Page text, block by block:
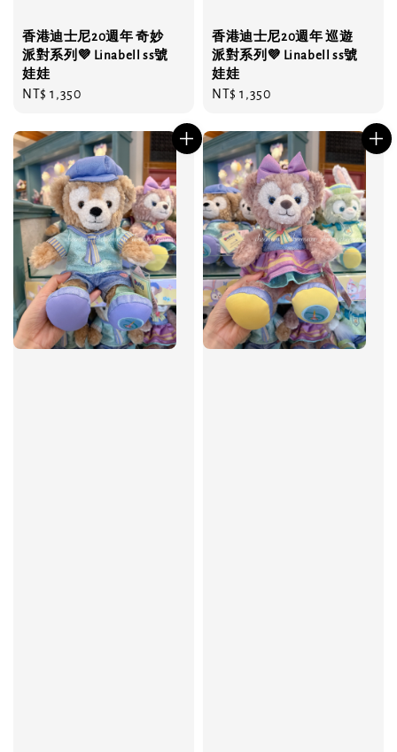
香港迪士尼20週年 奇妙
派對系列💜 Linabell ss號
娃娃
Regular
NT$ 1,350
香港迪士尼20週年 巡遊
派對系列💜 Linabell ss號
娃娃
Regular
NT$ 1,350